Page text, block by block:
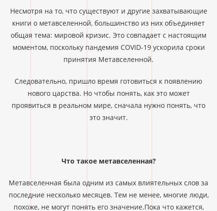
Несмотря на то, что существуют и другие захватывающие
книги о метавселенной, большинство из них объединяет
общая тема: мировой кризис. Это совпадает с настоящим
моментом, поскольку пандемия COVID-19 ускорила сроки
принятия Метавселенной.
Следовательно, пришло время готовиться к появлению
нового царства. Но чтобы понять, как это может
проявиться в реальном мире, сначала нужно понять, что
это значит.
Что такое метавселенная?
Метавселенная была одним из самых влиятельных слов за
последние несколько месяцев. Тем не менее, многие люди,
похоже, не могут понять его значение.Пока что кажется,